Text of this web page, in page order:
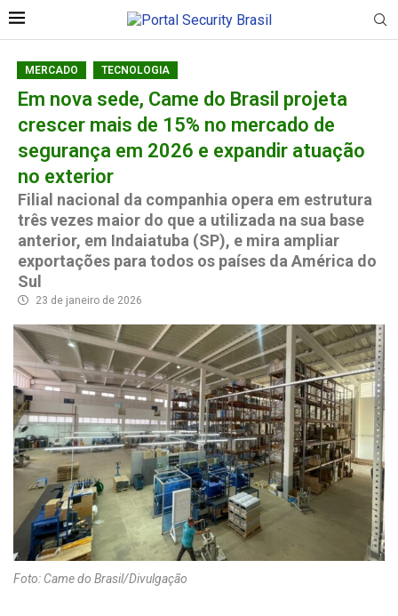
MERCADO TECNOLOGIA
Em nova sede, Came do Brasil projeta
crescer mais de 15% no mercado de
segurança em 2026 e expandir atuação
no exterior
Filial nacional da companhia opera em estrutura
três vezes maior do que a utilizada na sua base
anterior, em Indaiatuba (SP), e mira ampliar
exportações para todos os países da América do
Sul
23 de janeiro de 2026
Foto: Came do Brasil/Divulgação